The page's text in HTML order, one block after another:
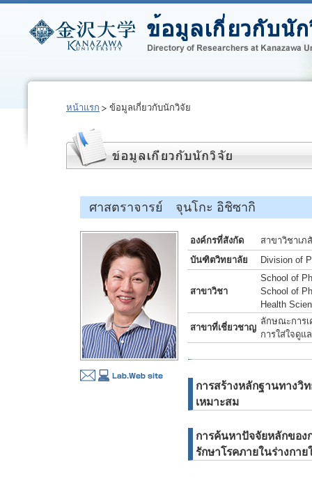
หน้าแรก ข้อมูลเกี่ยวกับนักวิจัย
ศาสตราจารย์ จุนโกะ อิชิซากิ
องค์กรที่สังกัด
สาขาวิชาเ
บันฑิตวิทยาลัย
Division of
สาขาวิชา
School of
School of
Health
สาขาที่เชี่ยวชาญ
ลักษณะการเ
การใส่ใจดูแ
การสร้างหลักฐานทางวิ
เหมาะสม
การค้นหาปัจจัยหลักของ
รักษาโรคภายในร่างกา